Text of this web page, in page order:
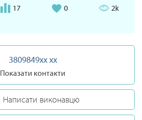
17
0 2k
3809849xx xx
Показати контакти
Написати виконавцю